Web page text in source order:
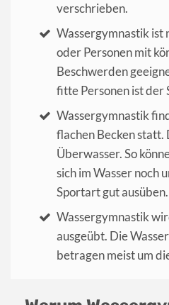
verschrieben.
Wassergymnastik ist
oder Personen mit
Beschwerden
fitte Personen ist der
Wassergymnastik
flachen Becken
Überwasser. So
sich im Wasser noch
Sportart gut ausüben.
Wassergymnastik
ausgeübt. Die
betragen meist um